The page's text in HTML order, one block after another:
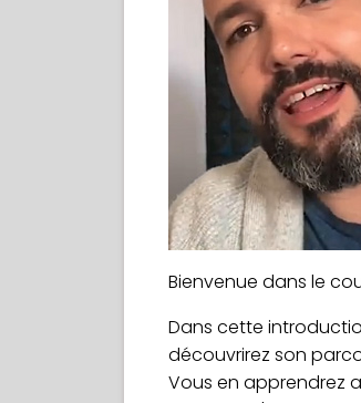
Bienvenue dans le
Dans cette
découvrirez son
Vous en apprendrez